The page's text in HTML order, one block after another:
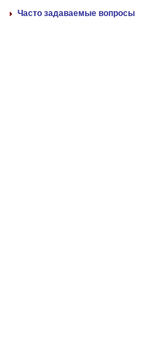
Часто задаваемые вопросы